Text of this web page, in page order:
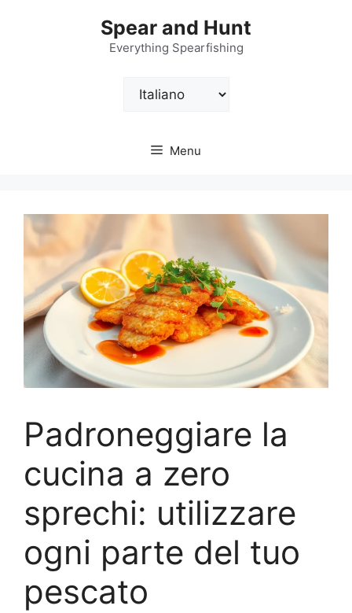
Spear and Hunt
Everything Spearfishing
Scegli
Menu
Padroneggiare la
cucina a zero
sprechi: utilizzare
ogni parte del tuo
pescato